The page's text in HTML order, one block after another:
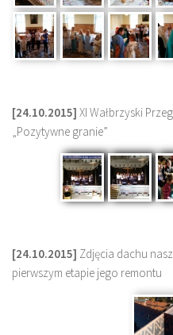
[24.10.2015] XI Wałbrzyski
„Pozytywne granie”
[24.10.2015] Zdjęcia dachu
pierwszym etapie jego remontu